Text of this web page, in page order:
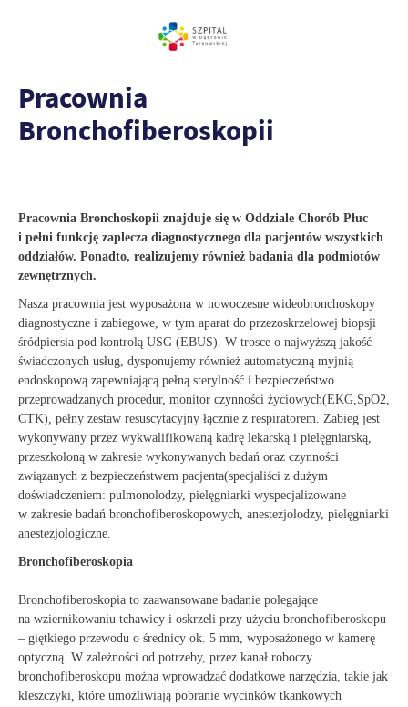
Pracownia
Bronchofiberoskopii
Pracownia Bronchoskopii znajduje się w Oddziale Chorób Płuc
i pełni funkcję zaplecza diagnostycznego dla pacjentów wszystkich
oddziałów. Ponadto, realizujemy również badania dla podmiotów
zewnętrznych.
Nasza pracownia jest wyposażona w nowoczesne wideobronchoskopy
diagnostyczne i zabiegowe, w tym aparat do przezoskrzelowej biopsji
śródpiersia pod kontrolą USG (EBUS). W trosce o najwyższą jakość
świadczonych usług, dysponujemy również automatyczną myjnią
endoskopową zapewniającą pełną sterylność i bezpieczeństwo
przeprowadzanych procedur, monitor czynności życiowych(EKG,SpO2,
CTK), pełny zestaw resuscytacyjny łącznie z respiratorem. Zabieg jest
wykonywany przez wykwalifikowaną kadrę lekarską i pielęgniarską,
przeszkoloną w zakresie wykonywanych badań oraz czynności
związanych z bezpieczeństwem pacjenta(specjaliści z dużym
doświadczeniem: pulmonolodzy, pielęgniarki wyspecjalizowane
w zakresie badań bronchofiberoskopowych, anestezjolodzy, pielęgniarki
anestezjologiczne.
Bronchofiberoskopia
Bronchofiberoskopia to zaawansowane badanie polegające
na wziernikowaniu tchawicy i oskrzeli przy użyciu bronchofiberoskopu
– giętkiego przewodu o średnicy ok. 5 mm, wyposażonego w kamerę
optyczną. W zależności od potrzeby, przez kanał roboczy
bronchofiberoskopu można wprowadzać dodatkowe narzędzia, takie jak
kleszczyki, które umożliwiają pobranie wycinków tkankowych